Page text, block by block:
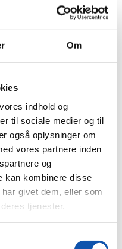
Om
indhold og
til sociale medier og til
også oplysninger om
vores partnere inden
og
kan kombinere disse
givet dem, eller som
tjenester.